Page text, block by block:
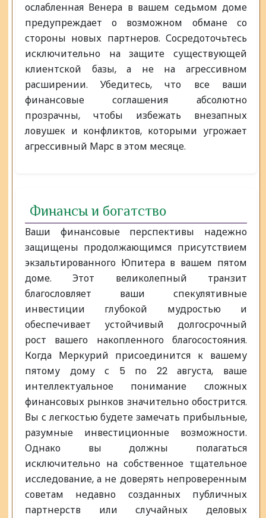
ослабленная Венера в вашем седьмом доме
предупреждает о возможном обмане со
стороны новых партнеров. Сосредоточьтесь
исключительно на защите существующей
клиентской базы, а не на агрессивном
расширении. Убедитесь, что все ваши
финансовые соглашения абсолютно
прозрачны, чтобы избежать внезапных
ловушек и конфликтов, которыми угрожает
агрессивный Марс в этом месяце.
Финансы и богатство
Ваши финансовые перспективы надежно
защищены продолжающимся присутствием
экзальтированного Юпитера в вашем пятом
доме. Этот великолепный транзит
благословляет ваши спекулятивные
инвестиции глубокой мудростью и
обеспечивает устойчивый долгосрочный
рост вашего накопленного благосостояния.
Когда Меркурий присоединится к вашему
пятому дому с 5 по 22 августа, ваше
интеллектуальное понимание сложных
финансовых рынков значительно обострится.
Вы с легкостью будете замечать прибыльные,
разумные инвестиционные возможности.
Однако вы должны полагаться
исключительно на собственное тщательное
исследование, а не доверять непроверенным
советам недавно созданных публичных
партнерств или случайных деловых